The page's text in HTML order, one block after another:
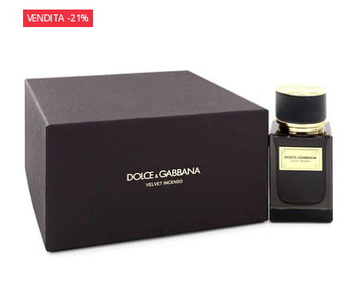
VENDITA -21%